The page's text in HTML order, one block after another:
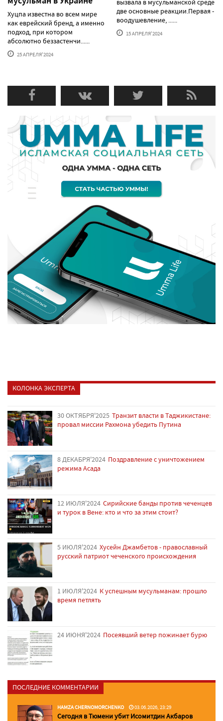
Хуцпа известна во всем мире
как еврейский бренд, а именно
подход, при котором
абсолютно беззастенчи......
25 АПРЕЛЯ'2024
вызвала в мусульманской среде
две основные реакции.Первая -
воодушевление, ......
15 АПРЕЛЯ'2024
КОЛОНКА ЭКСПЕРТА
30 ОКТЯБРЯ'2025 Транзит власти в Таджикистане:
провал миссии Рахмона убедить Путина
8 ДЕКАБРЯ'2024 Поздравление с уничтожением
режима Асада
12 ИЮЛЯ'2024 Сирийские банды против чеченцев
и турок в Вене: кто и что за этим стоит?
5 ИЮЛЯ'2024 Хусейн Джамбетов - православный
русский патриот чеченского происхождения
1 ИЮЛЯ'2024 К успешным мусульманам: прошло
время петлять
24 ИЮНЯ'2024 Посеявший ветер пожинает бурю
ПОСЛЕДНИЕ КОММЕНТАРИИ
HAMZA CHERNOMORCHENKO 03.06.2026, 23:29
Сегодня в Тюмени убит Исомитдин Акбаров